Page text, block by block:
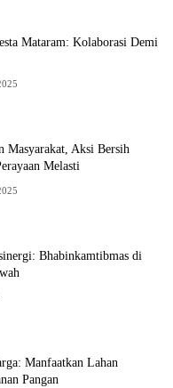
Mataram: Kolaborasi Demi
Masyarakat, Aksi Bersih
Melasti
Bhabinkamtibmas di
Manfaatkan Lahan
Pangan